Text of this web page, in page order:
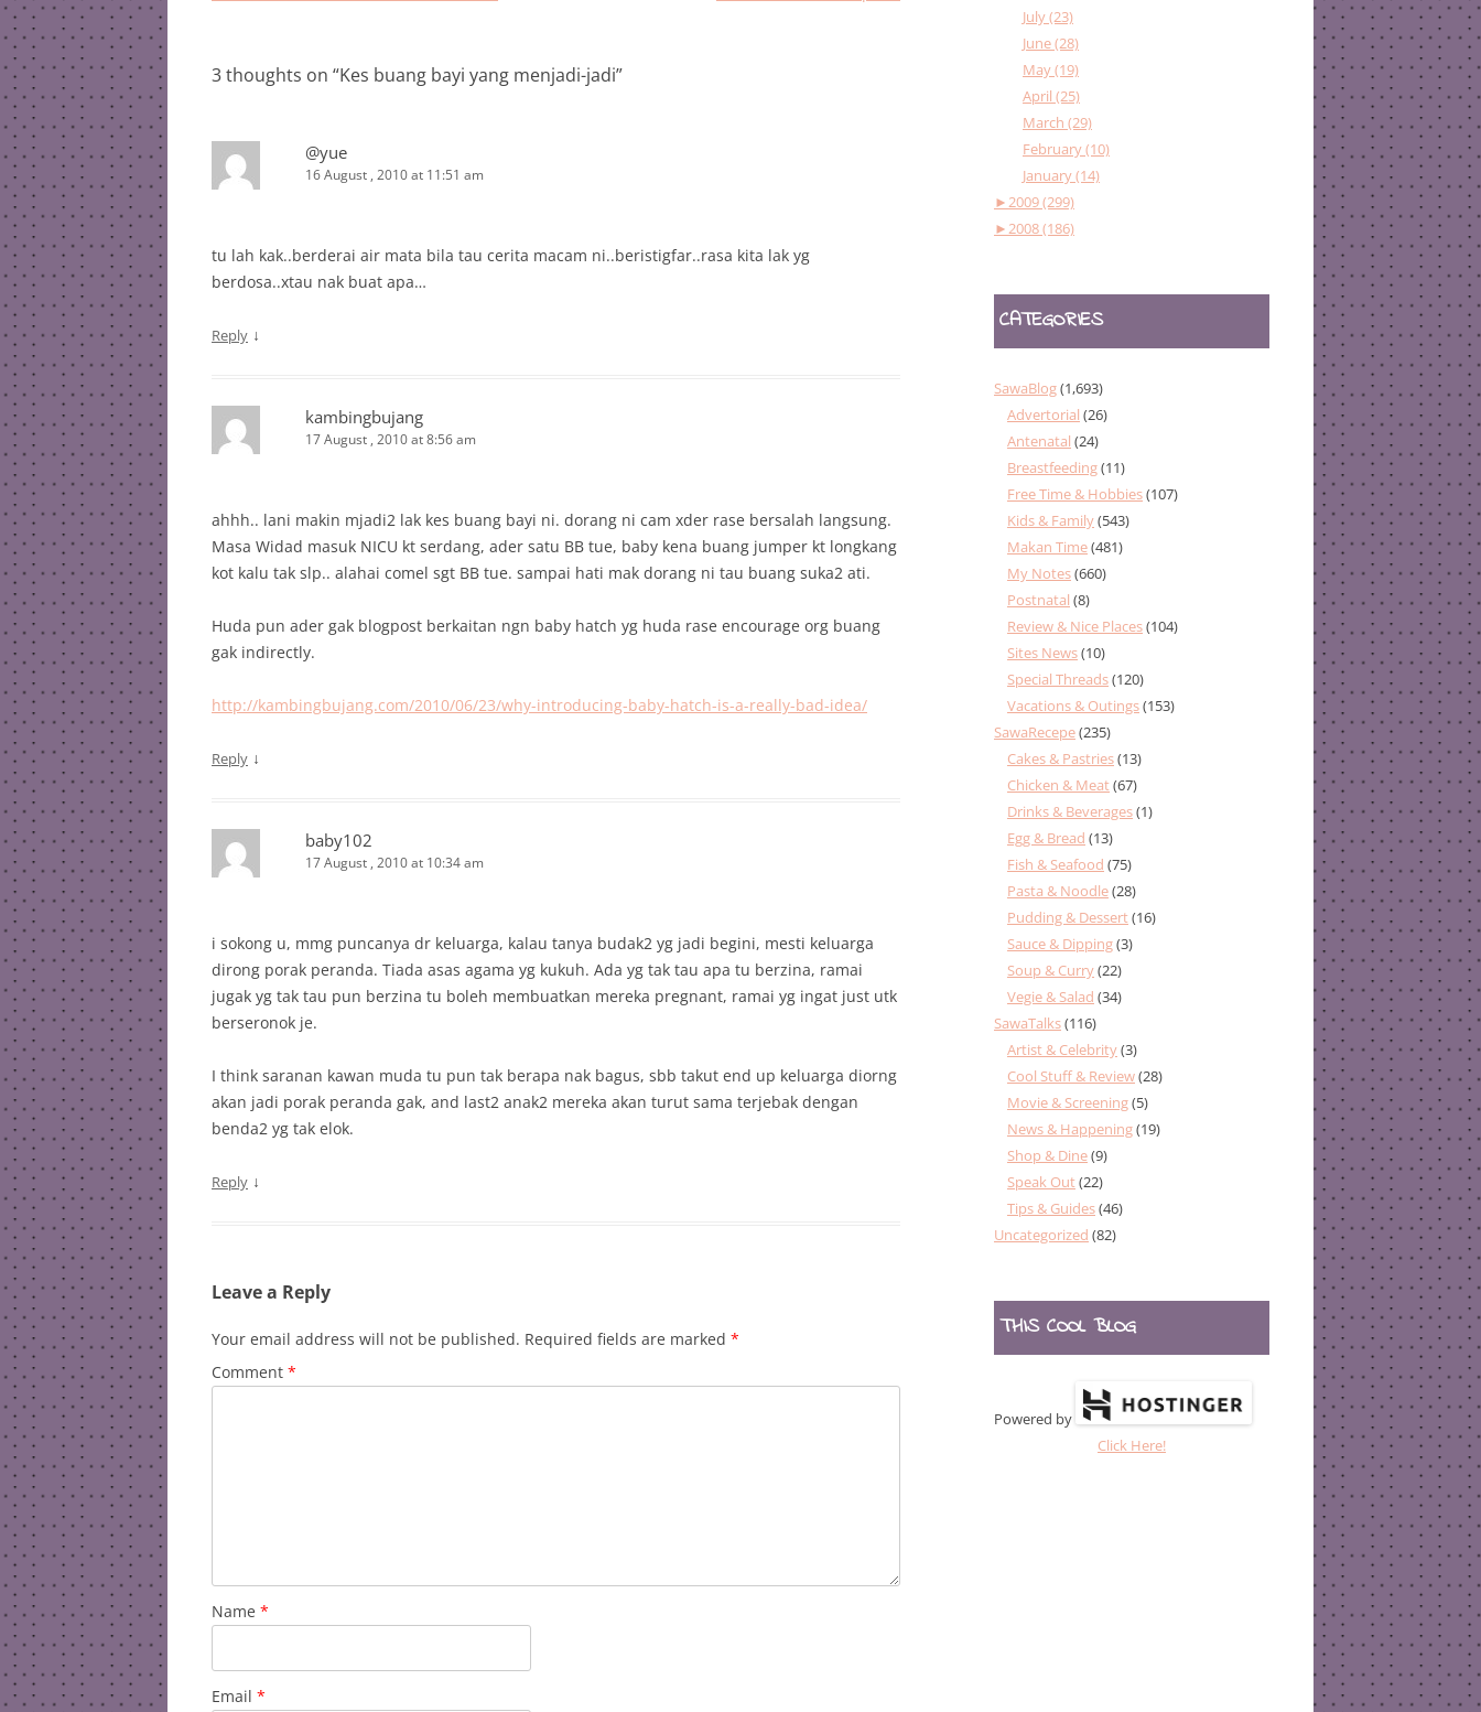
3 thoughts on “Kes buang bayi yang menjadi-jadi”
@yue
16 August , 2010 at 11:51 am
tu lah kak..berderai air mata bila tau cerita macam ni..beristigfar..rasa kita lak yg
berdosa..xtau nak buat apa…
Reply ↓
kambingbujang
17 August , 2010 at 8:56 am
ahhh.. lani makin mjadi2 lak kes buang bayi ni. dorang ni cam xder rase bersalah langsung.
Masa Widad masuk NICU kt serdang, ader satu BB tue, baby kena buang jumper kt longkang
kot kalu tak slp.. alahai comel sgt BB tue. sampai hati mak dorang ni tau buang suka2 ati.
Huda pun ader gak blogpost berkaitan ngn baby hatch yg huda rase encourage org buang
gak indirectly.
http://kambingbujang.com/2010/06/23/why-introducing-baby-hatch-is-a-really-bad-idea/
Reply ↓
baby102
17 August , 2010 at 10:34 am
i sokong u, mmg puncanya dr keluarga, kalau tanya budak2 yg jadi begini, mesti keluarga
dirong porak peranda. Tiada asas agama yg kukuh. Ada yg tak tau apa tu berzina, ramai
jugak yg tak tau pun berzina tu boleh membuatkan mereka pregnant, ramai yg ingat just utk
berseronok je.
I think saranan kawan muda tu pun tak berapa nak bagus, sbb takut end up keluarga diorng
akan jadi porak peranda gak, and last2 anak2 mereka akan turut sama terjebak dengan
benda2 yg tak elok.
Reply ↓
Leave a Reply
Your email address will not be published. Required fields are marked *
Comment *
Name *
Email *
July (23)
June (28)
May (19)
April (25)
March (29)
February (10)
January (14)
►2009 (299)
►2008 (186)
CATEGORIES
SawaBlog(1,693)
Advertorial (26)
Antenatal (24)
Breastfeeding(11)
Free Time & Hobbies(107)
Kids & Family(543)
Makan Time(481)
My Notes(660)
Postnatal (8)
Review & Nice Places(104)
Sites News(10)
Special Threads(120)
Vacations & Outings(153)
SawaRecepe(235)
Cakes & Pastries(13)
Chicken & Meat(67)
Drinks & Beverages(1)
Egg & Bread (13)
Fish & Seafood (75)
Pasta & Noodle(28)
Pudding & Dessert(16)
Sauce & Dipping(3)
Soup & Curry(22)
Vegie & Salad (34)
SawaTalks(116)
Artist & Celebrity(3)
Cool Stuff & Review(28)
Movie & Screening(5)
News & Happening(19)
Shop & Dine(9)
Speak Out(22)
Tips & Guides(46)
Uncategorized (82)
THIS COOL BLOG
Powered by
Click Here!